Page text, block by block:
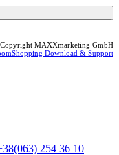
Copyright MAXXmarketing GmbH
Download & Support
254 36 10